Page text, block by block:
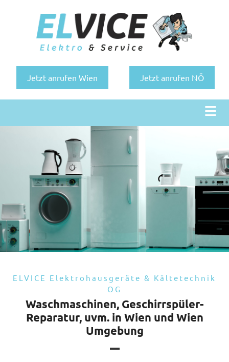
Jetzt anrufen Wien Jetzt anrufen NÖ
ELVICE Elektrohausgeräte & Kältetechnik
OG
Waschmaschinen, Geschirrspüler-
Reparatur, uvm. in Wien und Wien
Umgebung